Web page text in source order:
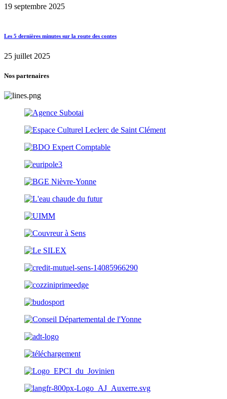
19 septembre 2025
Les 5 dernières minutes sur la route des contes
25 juillet 2025
Nos partenaires